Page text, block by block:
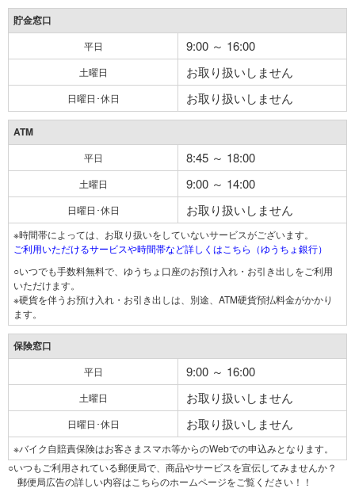
貯金窓口
平日 9:00 ～ 16:00
土曜日 お取り扱いしません
日曜日･休日 お取り扱いしません
ATM
平日 8:45 ～ 18:00
土曜日 9:00 ～ 14:00
日曜日･休日 お取り扱いしません
※時間帯によっては、お取り扱いをしていないサービスがございます。
ご利用いただけるサービスや時間帯など詳しくはこちら（ゆうちょ銀行）
○いつでも手数料無料で、ゆうちょ口座のお預け入れ・お引き出しをご利用
いただけます。
※硬貨を伴うお預け入れ・お引き出しは、別途、ATM硬貨預払料金がかかり
ます。
保険窓口
平日 9:00 ～ 16:00
土曜日 お取り扱いしません
日曜日･休日 お取り扱いしません
※バイク自賠責保険はお客さまスマホ等からのWebでの申込みとなります。
○いつもご利用されている郵便局で、商品やサービスを宣伝してみませんか？
郵便局広告の詳しい内容はこちらのホームページをご覧ください！！